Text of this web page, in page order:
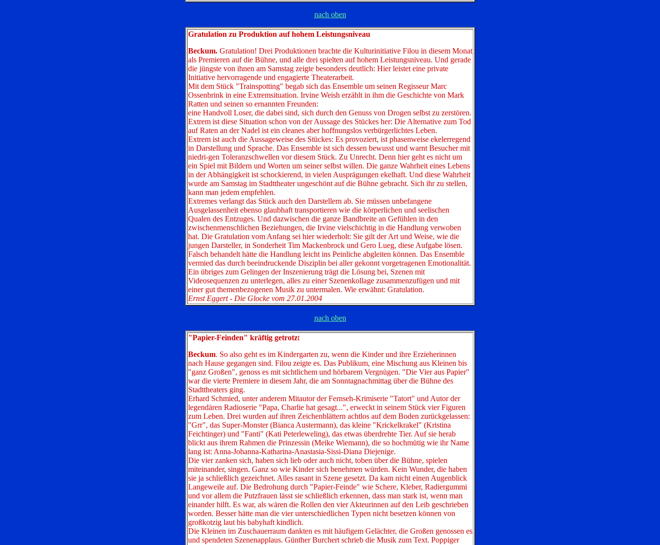
nach oben
Gratulation zu Produktion auf hohem Leistungsniveau
Beckum.Gratulation! Drei Produktionen brachte die Kulturinitiative Filou in diesem Monat
als Premieren auf die Bühne, und alle drei spielten auf hohem Leistungsniveau. Und gerade
die jüngste von ihnen am Samstag zeigte besonders deutlich: Hier leistet eine private
Initiative hervorragende und engagierte Theaterarbeit.
Mit dem Stück "Trainspotting" begab sich das Ensemble um seinen Regisseur Marc
Ossenbrink in eine Extremsituation. Irvine Weish erzählt in ihm die Geschichte von Mark
Ratten und seinen so ernannten Freunden:
eine Handvoll Loser, die dabei sind, sich durch den Genuss von Drogen selbst zu zerstören.
Extrem ist diese Situation schon von der Aussage des Stückes her: Die Alternative zum Tod
auf Raten an der Nadel ist ein cleanes aber hoffnungslos verbürgerlichtes Leben.
Extrem ist auch die Aussageweise des Stückes: Es provoziert, ist phasenweise ekelerregend
in Darstellung und Sprache. Das Ensemble ist sich dessen bewusst und warnt Besucher mit
niedri-gen Toleranzschwellen vor diesem Stück. Zu Unrecht. Denn hier geht es nicht um
ein Spiel mit Bildern und Worten um seiner selbst willen. Die ganze Wahrheit eines Lebens
in der Abhängigkeit ist schockierend, in vielen Ausprägungen ekelhaft. Und diese Wahrheit
wurde am Samstag im Stadttheater ungeschönt auf die Bühne gebracht. Sich ihr zu stellen,
kann man jedem empfehlen.
Extremes verlangt das Stück auch den Darstellern ab. Sie müssen unbefangene
Ausgelassenheit ebenso glaubhaft transportieren wie die körperlichen und seelischen
Qualen des Entzuges. Und dazwischen die ganze Bandbreite an Gefühlen in den
zwischenmenschlichen Beziehungen, die Irvine vielschichtig in die Handlung verwoben
hat. Die Gratulation vom Anfang sei hier wiederholt: Sie gilt der Art und Weise, wie die
jungen Darsteller, in Sonderheit Tim Mackenbrock und Gero Lueg, diese Aufgabe lösen.
Falsch behandelt hätte die Handlung leicht ins Peinliche abgleiten können. Das Ensemble
vermied das durch beeindruckende Disziplin bei aller gekonnt vorgetragenen Emotionalität.
Ein übriges zum Gelingen der Inszenierung trägt die Lösung bei, Szenen mit
Videosequenzen zu unterlegen, alles zu einer Szenenkollage zusammenzufügen und mit
einer gut themenbezogenen Musik zu untermalen. Wie erwähnt: Gratulation.
Ernst Eggert - Die Glocke vom 27.01.2004
nach oben
"Papier-Feinden" kräftig getrotzt
Beckum. So also geht es im Kindergarten zu, wenn die Kinder und ihre Erzieherinnen
nach Hause gegangen sind. Filou zeigte es. Das Publikum, eine Mischung aus Kleinen bis
"ganz Großen", genoss es mit sichtlichem und hörbarem Vergnügen. "Die Vier aus Papier"
war die vierte Premiere in diesem Jahr, die am Sonntagnachmittag über die Bühne des
Stadttheaters ging.
Erhard Schmied, unter anderem Mitautor der Fernseh-Krimiserie "Tatort" und Autor der
legendären Radioserie "Papa, Charlie hat gesagt...", erweckt in seinem Stück vier Figuren
zum Leben. Drei wurden auf ihren Zeichenblättern achtlos auf dem Boden zurückgelassen:
"Grr", das Super-Monster (Bianca Austermann), das kleine "Krickelkrakel" (Kristina
Feichtinger) und "Fanti" (Kati Peterleweling), das etwas überdrehte Tier. Auf sie herab
blickt aus ihrem Rahmen die Prinzessin (Meike Wiemann), die so hochmütig wie ihr Name
lang ist: Anna-Johanna-Katharina-Anastasia-Sissi-Diana Diejenige.
Die vier zanken sich, haben sich lieb oder auch nicht, toben über die Bühne, spielen
miteinander, singen. Ganz so wie Kinder sich benehmen würden. Kein Wunder, die haben
sie ja schließlich gezeichnet. Alles rasant in Szene gesetzt. Da kam nicht einen Augenblick
Langeweile auf. Die Bedrohung durch "Papier-Feinde" wie Schere, Kleber, Radiergummi
und vor allem die Putzfrauen lässt sie schließlich erkennen, dass man stark ist, wenn man
einander hilft. Es war, als wären die Rollen den vier Akteurinnen auf den Leib geschrieben
worden. Besser hätte man die vier unterschiedlichen Typen nicht besetzen können von
großkotzig laut bis babyhaft kindlich.
Die Kleinen im Zuschauerraum dankten es mit häufigem Gelächter, die Großen genossen es
und spendeten Szenenapplaus. Günther Burchert schrieb die Musik zum Text. Poppiger